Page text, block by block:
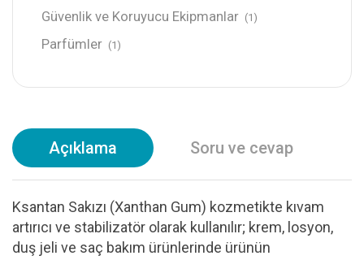
Güvenlik ve Koruyucu Ekipmanlar (1)
Parfümler (1)
Açıklama Soru ve cevap
Ksantan Sakızı (Xanthan Gum) kozmetikte kıvam
artırıcı ve stabilizatör olarak kullanılır; krem, losyon,
duş jeli ve saç bakım ürünlerinde ürünün